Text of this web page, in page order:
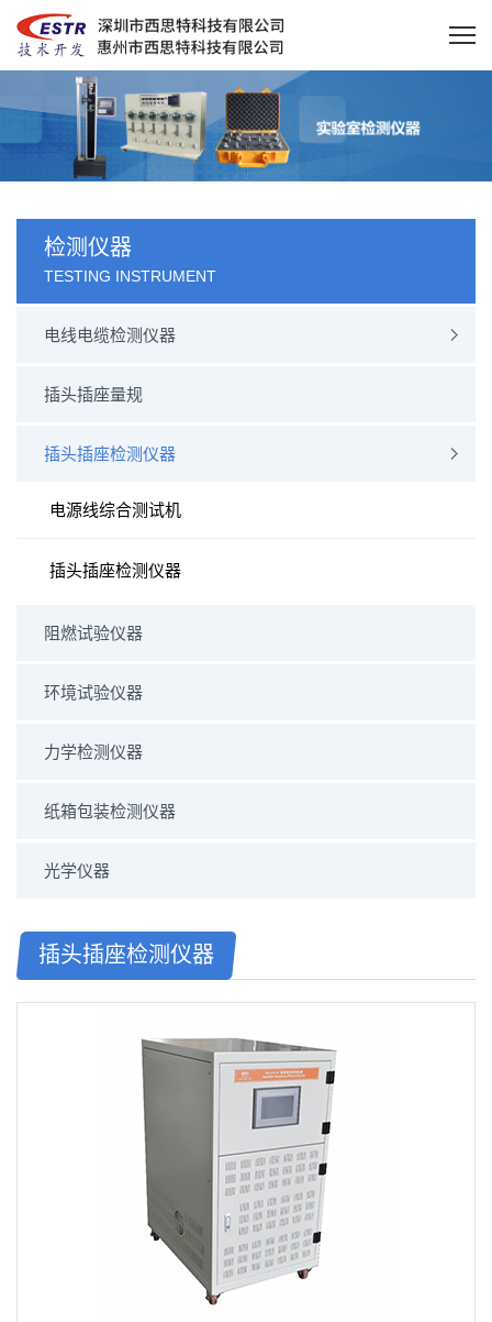
检测仪器
TESTING INSTRUMENT
电线电缆检测仪器
插头插座量规
插头插座检测仪器
电源线综合测试机
插头插座检测仪器
阻燃试验仪器
环境试验仪器
力学检测仪器
纸箱包装检测仪器
光学仪器
插头插座检测仪器